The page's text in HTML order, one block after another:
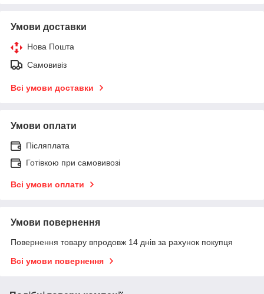
Умови доставки
Нова Пошта
Самовивіз
Всі умови доставки
Умови оплати
Післяплата
Готівкою при самовивозі
Всі умови оплати
Умови повернення
Повернення товару впродовж 14 днів за рахунок покупця
Всі умови повернення